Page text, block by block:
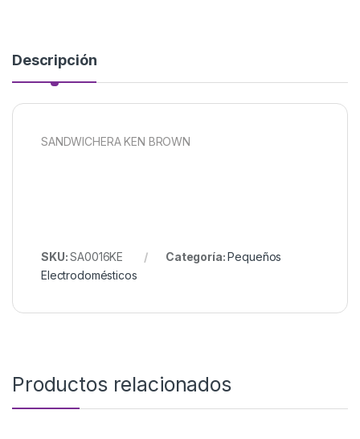
Descripción
SANDWICHERA KEN BROWN
SKU:SA0016KE Categoría:Pequeños
Electrodomésticos
Productos relacionados